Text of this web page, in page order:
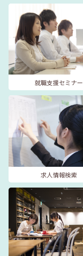
就職支援セミナー
求人情報検索